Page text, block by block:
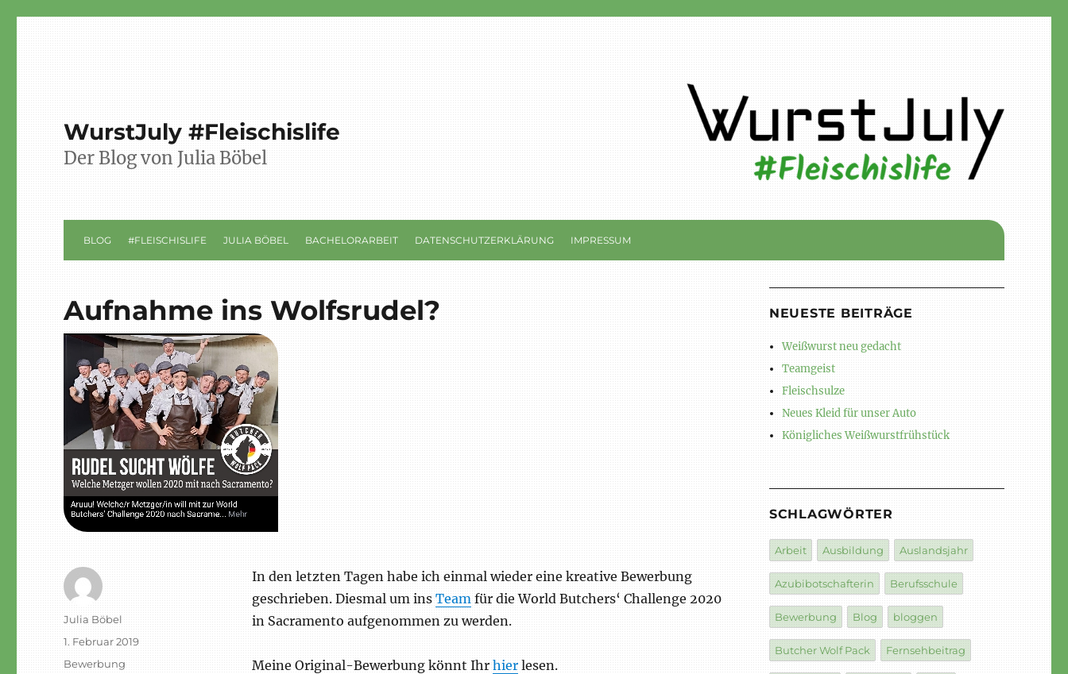
WurstJuly #Fleischislife
Der Blog von Julia Böbel
BLOG #FLEISCHISLIFE JULIA BÖBEL BACHELORARBEIT DATENSCHUTZERKLÄRUNG IMPRESSUM
Aufnahme ins Wolfsrudel?
In den letzten Tagen habe ich einmal wieder eine kreative Bewerbung
geschrieben. Diesmal um ins Team für die World Butchers‘ Challenge 2020
in Sacramento aufgenommen zu werden.
Meine Original-Bewerbung könnt Ihr hierlesen.
Autor
Julia Böbel
Veröffentlicht
am
1. Februar 2019
Schlagwörter
Bewerbung
NEUESTE BEITRÄGE
Weißwurst neu gedacht
Teamgeist
Fleischsulze
Neues Kleid für unser Auto
Königliches Weißwurstfrühstück
SCHLAGWÖRTER
Arbeit Ausbildung Auslandsjahr
Azubibotschafterin Berufsschule
Bewerbung Blog bloggen
Butcher Wolf Pack Fernsehbeitrag